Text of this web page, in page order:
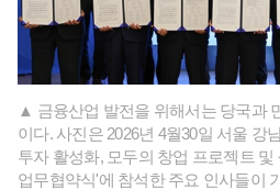
▲ 금융산업 발전을 위해서는 당국과
이다. 사진은 2026년 4월30일 서울 강
투자 활성화, 모두의 창업 프로젝트
업무협약식'에 참석한 주요 인사들이